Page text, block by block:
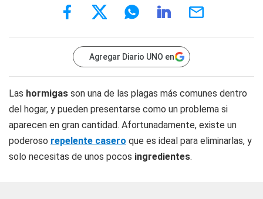
Agregar Diario UNO en
Las hormigas son una de las plagas más comunes dentro
del hogar, y pueden presentarse como un problema si
aparecen en gran cantidad. Afortunadamente, existe un
poderoso repelente casero que es ideal para eliminarlas, y
solo necesitas de unos pocos ingredientes.